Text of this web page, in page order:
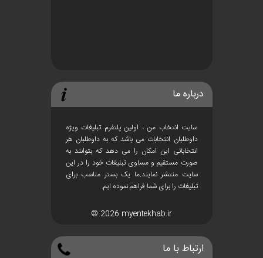
درباره ما
سایت انتخاب من ، اولین پلتفرم تبلیغات ویژه
داوطلبان انتخابات می باشد که به داوطلبان هر
انتخاباتی این امکان را می دهد که بتوانند به
صورت مستقیم و مساوی تبلیغات خود را در این
سایت منتشر نمایند.ما یک بستر مناسب برای
تبلیغات را برای شما فراهم نموده ایم.
© 2026 myentekhab.ir
ارتباط با ما